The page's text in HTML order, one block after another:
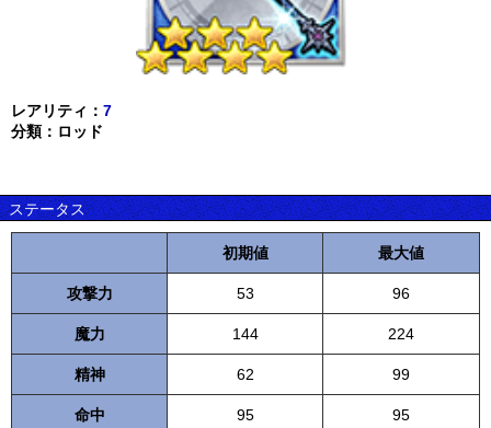
レアリティ： 7
分類：ロッド
ステータス
初期値 最大値
攻撃力 53 96
魔力 144 224
精神 62 99
命中 95 95